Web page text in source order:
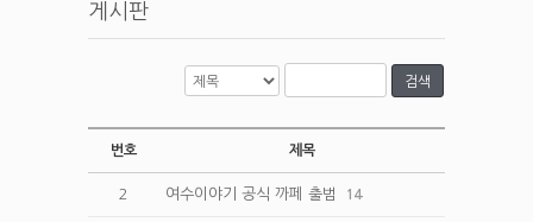
게시판
검색
번호 제목
2 여수이야기 공식 까페 출범 14